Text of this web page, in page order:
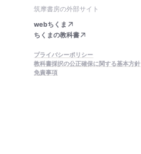
筑摩書房の外部サイト
webちくま
ちくまの教科書
プライバシーポリシー
教科書採択の公正確保に関する基本方針
免責事項